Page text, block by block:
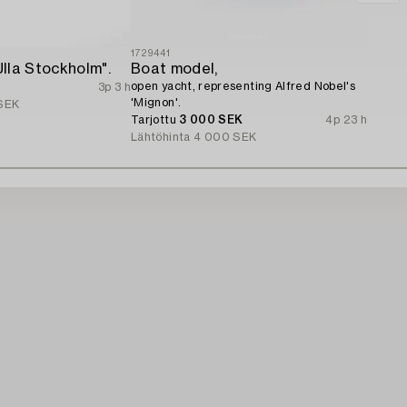
Stockholm".
3p 3 h
1729441
Boat model,
open yacht, representing Alfred Nobel's
'Mignon'.
Tarjottu 3 000 SEK
4p 23 h
Lähtöhinta 4 000 SEK